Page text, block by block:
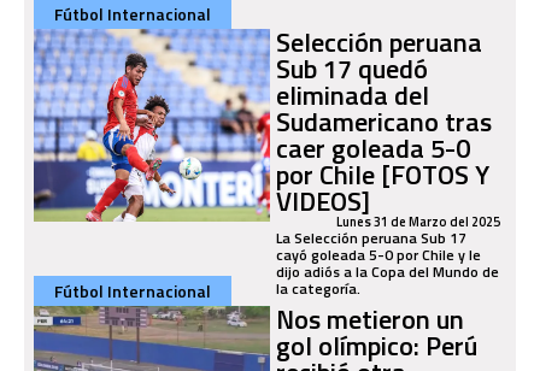
Fútbol Internacional
Selección peruana
Sub 17 quedó
eliminada del
Sudamericano tras
caer goleada 5-0
por Chile [FOTOS Y
VIDEOS]Lunes 31 de Marzo del 2025
La Selección peruana Sub 17
cayó goleada 5-0 por Chile y le
dijo adiós a la Copa del Mundo de
la categoría.
Fútbol Internacional
Nos metieron un
gol olímpico: Perú